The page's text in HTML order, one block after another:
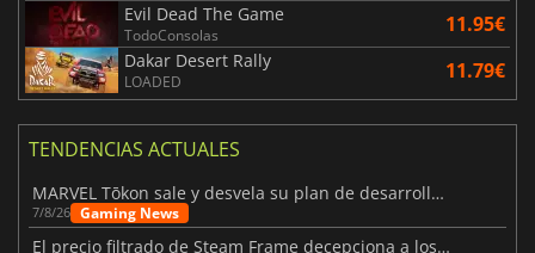
Evil Dead The Game
TodoConsolas 11.95€
Dakar Desert Rally
LOADED 11.79€
TENDENCIAS ACTUALES
MARVEL Tōkon sale y desvela su plan de desarrollo para el primer año
7/8/26 Gaming News
El precio filtrado de Steam Frame decepciona a los usuarios